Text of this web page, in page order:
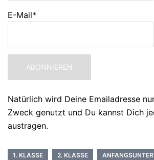
E-Mail*
Natürlich wird Deine Emailadresse
Zweck genutzt und Du kannst Dich
austragen.
1. KLASSE 2. KLASSE